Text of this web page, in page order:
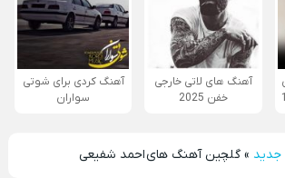
آهنگ های لاتی خارجی
خفن 2025
آهنگ کردی برای شوتی
سواران
جدید » گلچین آهنگ های احمد شفیعی